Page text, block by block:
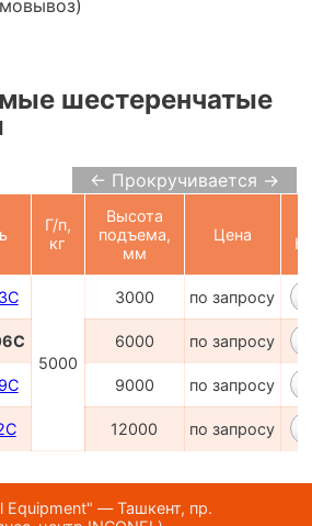
шестеренчатые
← Прокручивается →
Г/п,
кг
Высота
подъема,
мм
Цена
5000
3000 по запросу
6000 по запросу
9000 по запросу
12000 по запросу
— Ташкент, пр.